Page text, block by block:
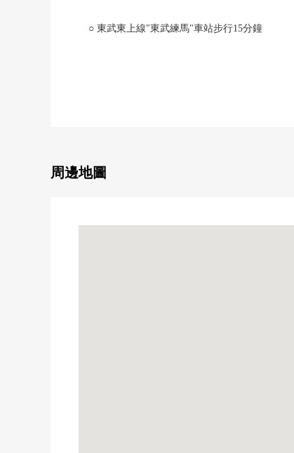
○ 東武東上線"東武練馬"車站步行15分鐘
○ 土地面積67.46平方公尺(約20.40坪)
周邊地圖